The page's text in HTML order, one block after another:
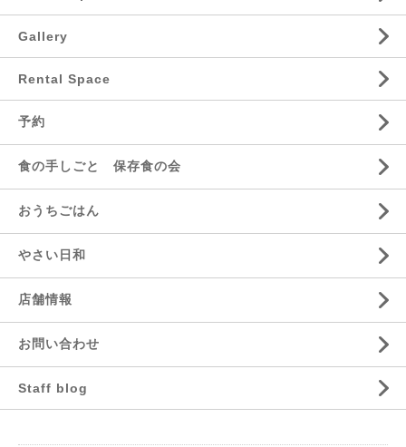
Gallery
Rental Space
予約
食の手しごと 保存食の会
おうちごはん
やさい日和
店舗情報
お問い合わせ
Staff blog